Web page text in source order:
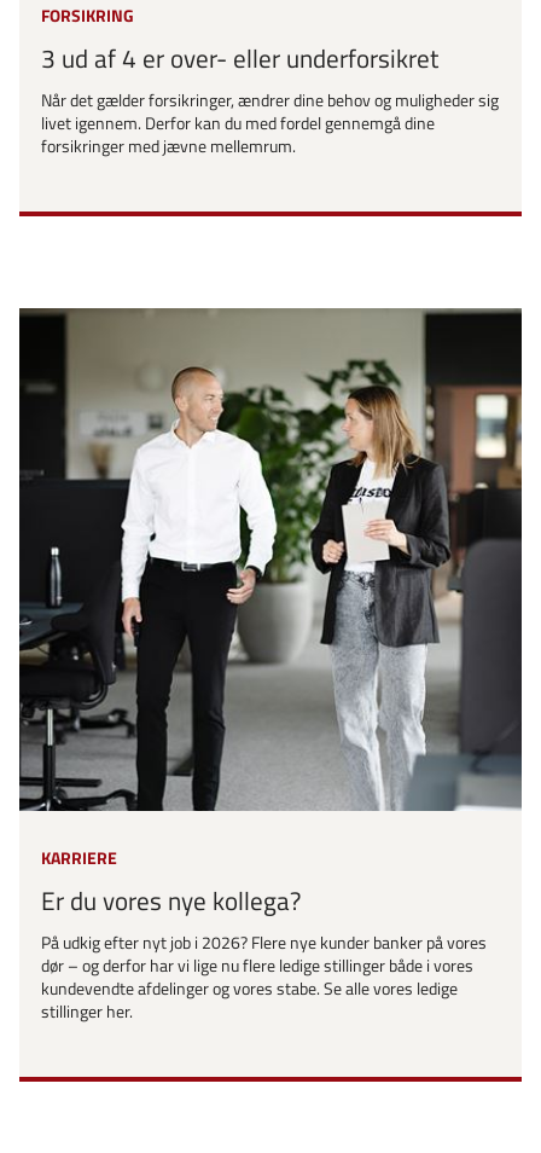
FORSIKRING
3 ud af 4 er over- eller underforsikret
Når det gælder forsikringer, ændrer dine behov og muligheder sig
livet igennem. Derfor kan du med fordel gennemgå dine
forsikringer med jævne mellemrum.
KARRIERE
Er du vores nye kollega?
På udkig efter nyt job i 2026? Flere nye kunder banker på vores
dør – og derfor har vi lige nu flere ledige stillinger både i vores
kundevendte afdelinger og vores stabe. Se alle vores ledige
stillinger her.